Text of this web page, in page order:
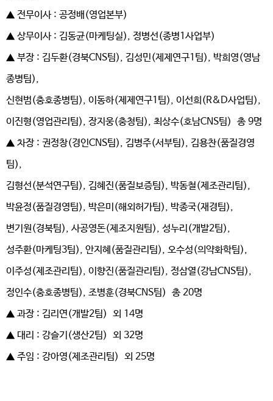
▲ 전무이사 : 공정배(영업본부)
▲ 상무이사 : 김동균(마케팅실), 정병선(종병1사업부)
▲ 부장 : 김두환(경북CNS팀), 김성민(제제연구1팀), 박희영(영남
종병팀),
신현범(충호종병팀), 이동하(제제연구1팀), 이선희(R&D사업팀),
이진형(영업관리팀), 장지웅(충청팀), 최상수(호남CNS팀) 총 9명
▲ 차장 : 권정창(경인CNS팀), 김병주(서부팀), 김용찬(품질경영
팀),
김형선(분석연구팀), 김혜진(품질보증팀), 박동철(제조관리팀),
박윤정(품질경영팀), 박은미(해외허가팀), 박종국(재경팀),
변기원(경북팀), 사공영돈(제조지원팀), 성누리(개발2팀),
성주환(마케팅3팀), 안지혜(품질관리팀), 오수성(의약화학팀),
이주성(제조관리팀), 이향진(품질관리팀), 정삼열(강남CNS팀),
정인수(충호종병팀), 조병훈(경북CNS팀) 총 20명
▲ 과장 : 김리연(개발2팀) 외 14명
▲ 대리 : 강슬기(생산2팀) 외 32명
▲ 주임 : 강아영(제조관리팀) 외 25명